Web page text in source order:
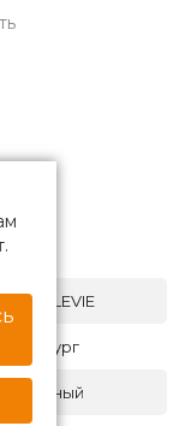
BULLEVIE